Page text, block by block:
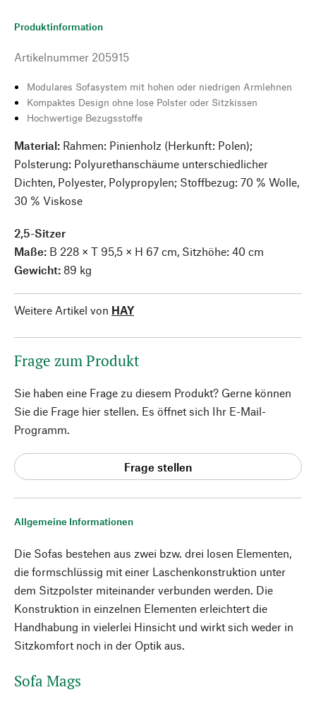
Allgemeine Informationen
Die Sofas bestehen aus zwei bzw. drei losen Elementen,
die formschlüssig mit einer Laschenkonstruktion unter
dem Sitzpolster miteinander verbunden werden. Die
Konstruktion in einzelnen Elementen erleichtert die
Handhabung in vielerlei Hinsicht und wirkt sich weder in
Sitzkomfort noch in der Optik aus.
Sofa Mags
Produktinformation
Artikelnummer 205915
Modulares Sofasystem mit hohen oder niedrigen Armlehnen
Kompaktes Design ohne lose Polster oder Sitzkissen
Hochwertige Bezugsstoffe
Material: Rahmen: Pinienholz (Herkunft: Polen);
Polsterung: Polyurethanschäume unterschiedlicher
Dichten, Polyester, Polypropylen; Stoffbezug: 70 % Wolle,
30 % Viskose
2,5-Sitzer
Maße: B 228 × T 95,5 × H 67 cm, Sitzhöhe: 40 cm
Gewicht: 89 kg
Weitere Artikel von HAY
Frage zum Produkt
Sie haben eine Frage zu diesem Produkt? Gerne können
Sie die Frage hier stellen. Es öffnet sich Ihr E-Mail-
Programm.
Frage stellen